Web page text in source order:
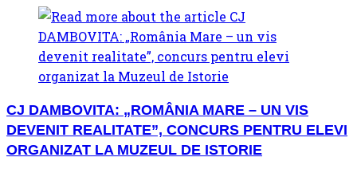
CJ DAMBOVITA: „ROMÂNIA MARE – UN VIS
DEVENIT REALITATE”, CONCURS PENTRU ELEVI
ORGANIZAT LA MUZEUL DE ISTORIE